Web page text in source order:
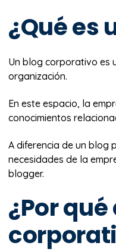
¿Qué es
Un blog corporativo es
organización.
En este espacio, la
conocimientos
A diferencia de un blog
necesidades de la
blogger.
¿Por